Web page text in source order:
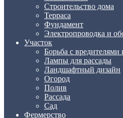
Строительство дома
Терраса
Фундамент
Электропроводка и
Участок
Борьба с вредителями
Лампы для рассады
Ландшафтный дизайн
Огород
Полив
Рассада
Сад
Фермерство